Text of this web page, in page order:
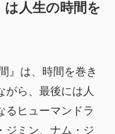
人生の時間を
』は、時間を巻き
がら、最後には人
るヒューマンドラ
ジミン、ナム・ジ